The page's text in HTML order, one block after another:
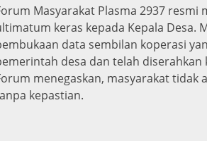
Masyarakat Plasma 2937 resmi
keras kepada Kepala Desa.
data sembilan koperasi
desa dan telah diserahkan
menegaskan, masyarakat tidak
kepastian.